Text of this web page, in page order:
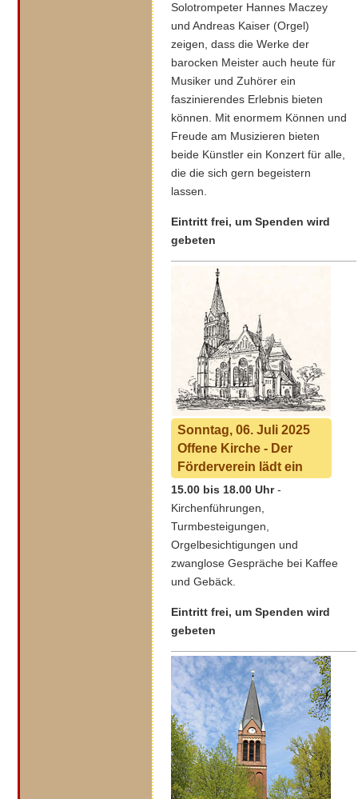
Solotrompeter Hannes Maczey
und Andreas Kaiser (Orgel)
zeigen, dass die Werke der
barocken Meister auch heute für
Musiker und Zuhörer ein
faszinierendes Erlebnis bieten
können. Mit enormem Können und
Freude am Musizieren bieten
beide Künstler ein Konzert für alle,
die die sich gern begeistern
lassen.
Eintritt frei, um Spenden wird
gebeten
Sonntag, 06. Juli 2025
Offene Kirche - Der
Förderverein lädt ein
15.00 bis 18.00 Uhr-
Kirchenführungen,
Turmbesteigungen,
Orgelbesichtigungen und
zwanglose Gespräche bei Kaffee
und Gebäck.
Eintritt frei, um Spenden wird
gebeten